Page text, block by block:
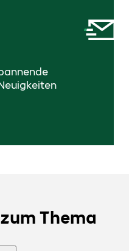
Thema